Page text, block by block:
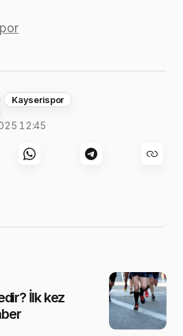
Kayserispor
12:45
İlk kez